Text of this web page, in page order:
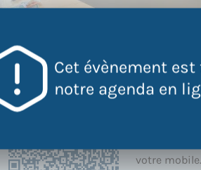
Cet évènement
notre agenda en
QR Code
Scannez ce
votre mobile.